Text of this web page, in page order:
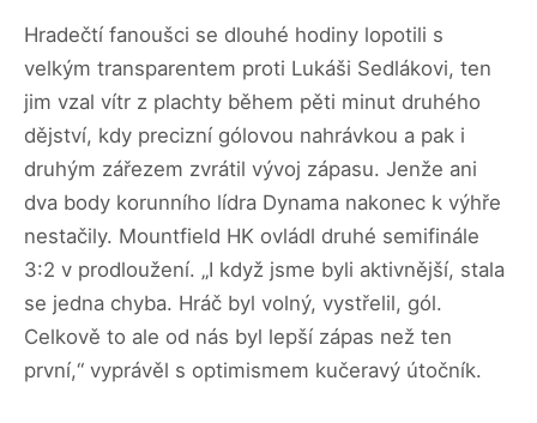
Hradečtí fanoušci se dlouhé hodiny lopotili s
velkým transparentem proti Lukáši Sedlákovi, ten
jim vzal vítr z plachty během pěti minut druhého
dějství, kdy precizní gólovou nahrávkou a pak i
druhým zářezem zvrátil vývoj zápasu. Jenže ani
dva body korunního lídra Dynama nakonec k výhře
nestačily. Mountfield HK ovládl druhé semifinále
3:2 v prodloužení. „I když jsme byli aktivnější, stala
se jedna chyba. Hráč byl volný, vystřelil, gól.
Celkově to ale od nás byl lepší zápas než ten
první,“ vyprávěl s optimismem kučeravý útočník.